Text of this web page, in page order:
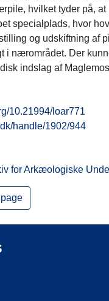
hvilket tyder på, at
specialplads, hvor
og udskiftning af
i nærområdet. Der
indslag af
10.21994/loar771
handle/1902/944
for Arkæologiske